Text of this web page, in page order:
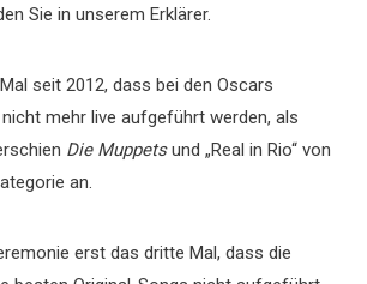
Sie in unserem Erklärer.
seit 2012, dass bei den Oscars
mehr live aufgeführt werden, als
Die Muppetsund „Real in Rio“ von
an.
erst das dritte Mal, dass die